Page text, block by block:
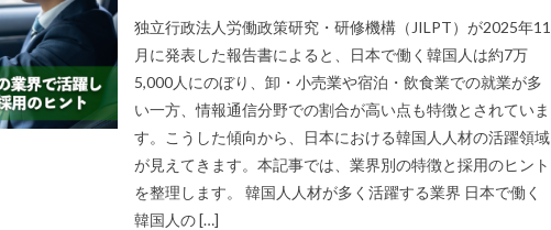
独立行政法人労働政策研究・研修機構（JILPT）が2025年11
月に発表した報告書によると、日本で働く韓国人は約7万
5,000人にのぼり、卸・小売業や宿泊・飲食業での就業が多
い一方、情報通信分野での割合が高い点も特徴とされていま
す。こうした傾向から、日本における韓国人人材の活躍領域
が見えてきます。本記事では、業界別の特徴と採用のヒント
を整理します。 韓国人人材が多く活躍する業界 日本で働く
韓国人の […]